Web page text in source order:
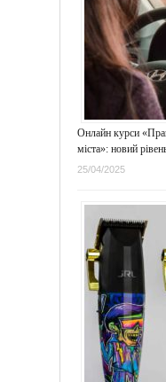
Онлайн курси
міста»: новий
25/04/2025